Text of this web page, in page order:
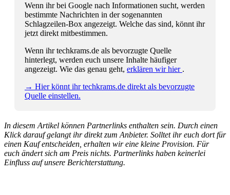
Wenn ihr bei Google nach Informationen sucht, werden
bestimmte Nachrichten in der sogenannten
Schlagzeilen-Box angezeigt. Welche das sind, könnt ihr
jetzt direkt mitbestimmen.
Wenn ihr techkrams.de als bevorzugte Quelle
hinterlegt, werden euch unsere Inhalte häufiger
angezeigt. Wie das genau geht, erklären wir hier .
→ Hier könnt ihr techkrams.de direkt als bevorzugte
Quelle einstellen.
In diesem Artikel können Partnerlinks enthalten sein. Durch einen
Klick darauf gelangt ihr direkt zum Anbieter. Solltet ihr euch dort für
einen Kauf entscheiden, erhalten wir eine kleine Provision. Für
euch ändert sich am Preis nichts. Partnerlinks haben keinerlei
Einfluss auf unsere Berichterstattung.